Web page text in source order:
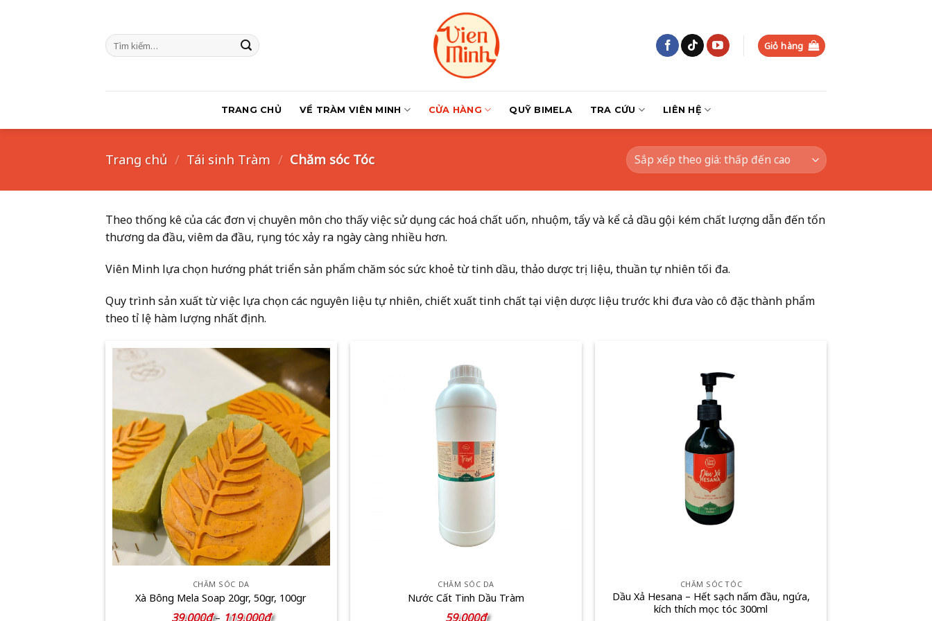
Tìm
kiếm:
Giỏ hàng
TRANG CHỦ VỀ TRÀM VIÊN MINH CỬA HÀNG QUỸ BIMELA TRA CỨU LIÊN HỆ
Trang chủ / Tái sinh Tràm / Chăm sóc Tóc
Theo thống kê của các đơn vị chuyên môn cho thấy việc sử dụng các hoá chất uốn, nhuộm, tẩy và kể cả dầu gội kém chất lượng dẫn đến tổn
thương da đầu, viêm da đầu, rụng tóc xảy ra ngày càng nhiều hơn.
Viên Minh lựa chọn hướng phát triển sản phẩm chăm sóc sức khoẻ từ tinh dầu, thảo dược trị liệu, thuần tự nhiên tối đa.
Quy trình sản xuất từ việc lựa chọn các nguyên liệu tự nhiên, chiết xuất tinh chất tại viện dược liệu trước khi đưa vào cô đặc thành phẩm
theo tỉ lệ hàm lượng nhất định.
CHĂM SÓC DA
Xà Bông Mela Soap 20gr, 50gr, 100gr
39.000₫ – 119.000₫Khoảng
CHĂM SÓC DA
Nước Cất Tinh Dầu Tràm
59.000₫
CHĂM SÓC TÓC
Dầu Xả Hesana – Hết sạch nấm đầu, ngứa,
kích thích mọc tóc 300ml